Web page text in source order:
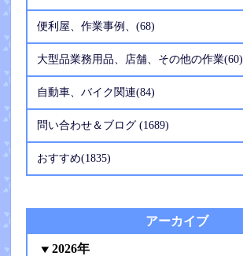
便利屋、作業事例、(68)
大型品業務用品、店舗、その他の作業(60)
自動車、バイク関連(84)
問い合わせ＆ブログ (1689)
おすすめ(1835)
アーカイブ
2026年